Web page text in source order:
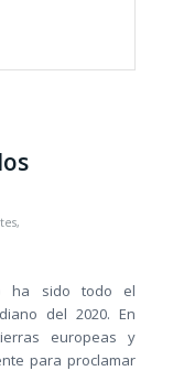
,
ha sido todo el
del 2020. En
europeas y
para proclamar